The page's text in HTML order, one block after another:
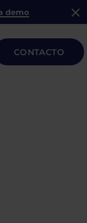
demo
CONTACTO